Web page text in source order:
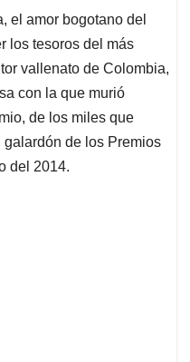
el amor bogotano del
los tesoros del más
vallenato de Colombia,
con la que murió
de los miles que
de los Premios
del 2014.